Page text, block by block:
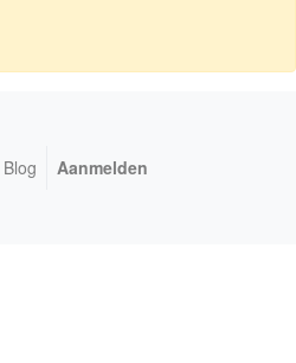
Blog Aanmelden